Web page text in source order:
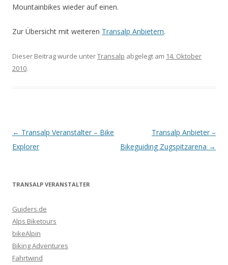
Mountainbikes wieder auf einen.
Zur Übersicht mit weiteren Transalp Anbietern.
Dieser Beitrag wurde unterTransalp abgelegt am 14. Oktober
2010.
Artikel-
Navigation
← Transalp Veranstalter – Bike
Explorer
Transalp Anbieter –
Bikeguiding Zugspitzarena →
TRANSALP VERANSTALTER
Guiders.de
Alps Biketours
bikeAlpin
Biking Adventures
Fahrtwind